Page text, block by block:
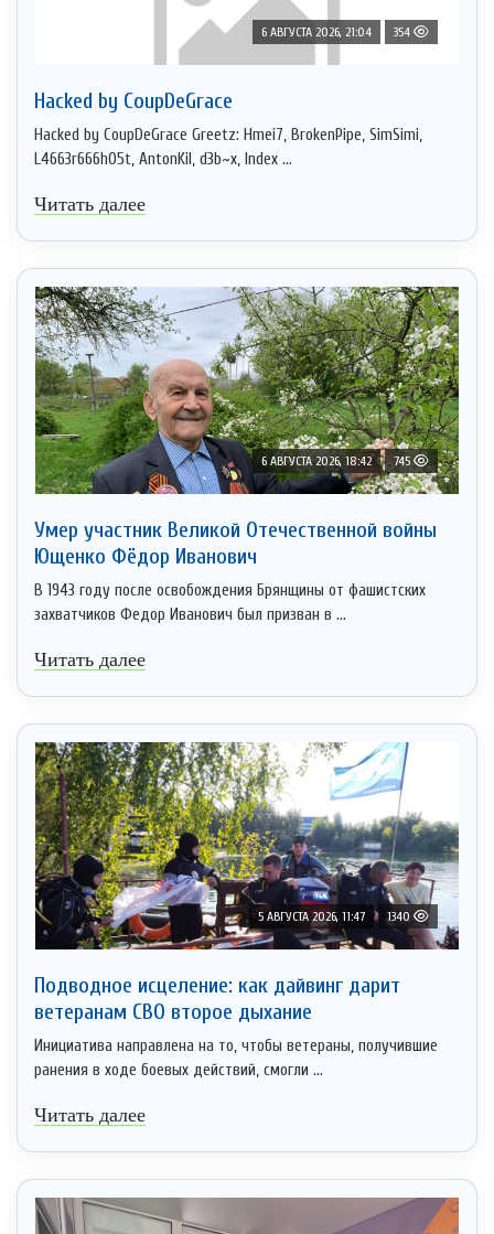
6 АВГУСТА 2026, 21:04 354
Hacked by CoupDeGrace
Hacked by CoupDeGrace Greetz: Hmei7, BrokenPipe, SimSimi,
L4663r666h05t, AntonKil, d3b~x, Index ...
Читать далее
6 АВГУСТА 2026, 18:42 745
Умер участник Великой Отечественной войны
Ющенко Фёдор Иванович
В 1943 году после освобождения Брянщины от фашистских
захватчиков Федор Иванович был призван в ...
Читать далее
5 АВГУСТА 2026, 11:47 1340
Подводное исцеление: как дайвинг дарит
ветеранам СВО второе дыхание
Инициатива направлена на то, чтобы ветераны, получившие
ранения в ходе боевых действий, смогли ...
Читать далее